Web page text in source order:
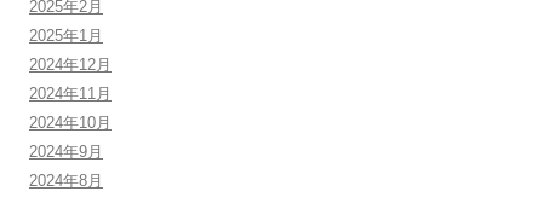
2025年2月
2025年1月
2024年12月
2024年11月
2024年10月
2024年9月
2024年8月